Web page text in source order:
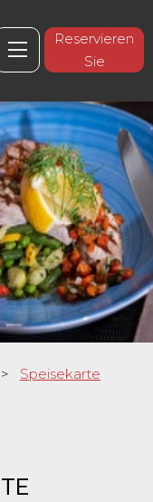
Reservieren
Sie
> Speisekarte